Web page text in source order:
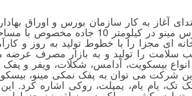
سال 1338 تاسیس و از ابتدای آغاز به کار سازمان بورس و اوراق
در سال 1346 در بورس تهران به ثبت رسید. شرکت پارس مینو در کیلومتر 10
فعالیت می کند که 6 سایت کارخانه ای مجزا را با خطوط تولید به روز
100 محصول با نشان سیب سلامت را تولید و به بازار مصرف
تولید انواع بیسکویت، آدامس، شکلات، ویفر و
شرکت می توان به پفک نمکی مینو،
تک، یام یام، پمپلت، روکی اشاره کرد.